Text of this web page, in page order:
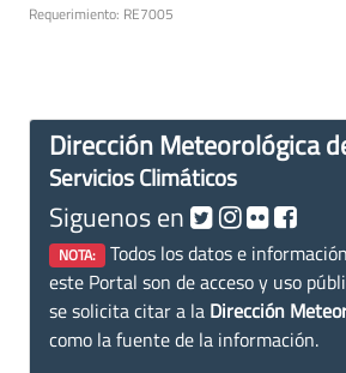
Requerimiento: RE7005
Dirección Meteorológica
Servicios Climáticos
Siguenos en
NOTA: Todos los datos e
este Portal son de acceso y uso
se solicita citar a la Dirección
como la fuente de la información.